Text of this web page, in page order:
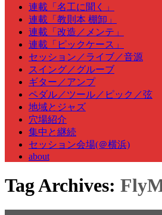
content
連載「名工に聞く」
連載「教則本 棚卸」
連載「改造／メンテ」
連載「ピックケース」
セッション／ライブ／音源
スイング／グルーブ
ギター／アンプ
ペダル／ツール／ピック／弦
地域とジャズ
穴場紹介
集中と継続
セッション会場(＠横浜)
about
Tag Archives: